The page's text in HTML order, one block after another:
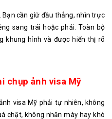
cần giữ đầu thẳng, nhìn trực
sang trái hoặc phải. Toàn bộ
khung hình và được hiển thị rõ
chụp ảnh visa Mỹ
visa Mỹ phải tự nhiên, không
chặt, không nhăn mày hay khó